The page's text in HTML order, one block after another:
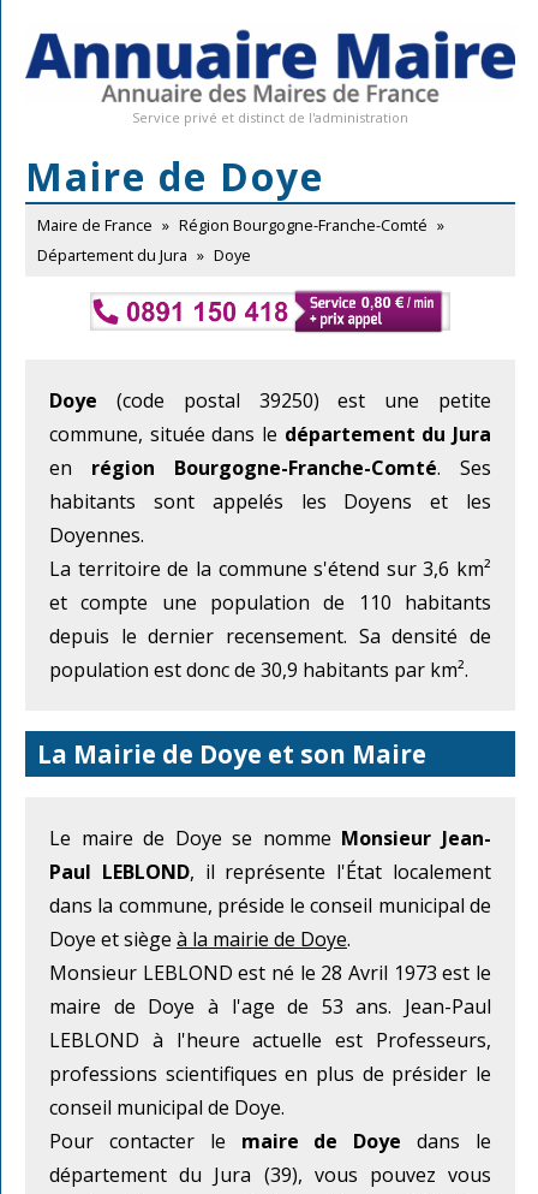
Service privé et distinct de l'administration
Maire de Doye
Maire de France » Région Bourgogne-Franche-Comté »
Département du Jura » Doye
Doye (code postal 39250) est une petite
commune, située dans le département du Jura
en région Bourgogne-Franche-Comté. Ses
habitants sont appelés les Doyens et les
Doyennes.
La territoire de la commune s'étend sur 3,6 km²
et compte une population de 110 habitants
depuis le dernier recensement. Sa densité de
population est donc de 30,9 habitants par km².
La Mairie de Doye et son Maire
Le maire de Doye se nomme Monsieur Jean-
Paul LEBLOND, il représente l'État localement
dans la commune, préside le conseil municipal de
Doye et siège à la mairie de Doye.
Monsieur LEBLOND est né le 28 Avril 1973 est le
maire de Doye à l'age de 53 ans. Jean-Paul
LEBLOND à l'heure actuelle est Professeurs,
professions scientifiques en plus de présider le
conseil municipal de Doye.
Pour contacter le maire de Doye dans le
département du Jura (39), vous pouvez vous